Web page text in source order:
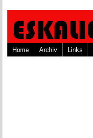
Home Archiv Links